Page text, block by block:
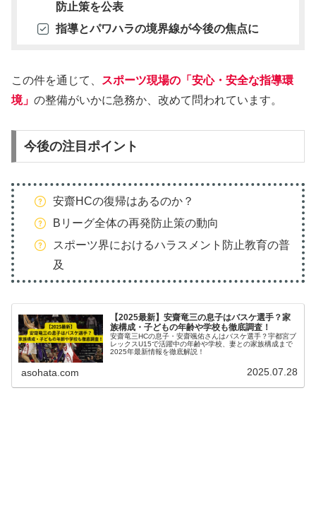
防止策を公表
指導とパワハラの境界線が今後の焦点に
この件を通じて、
スポーツ現場の「安心・安全な指導環
境」 の整備がいかに急務か、改めて問われています。
今後の注目ポイント
安齋HCの復帰はあるのか？
Bリーグ全体の再発防止策の動向
スポーツ界におけるハラスメント防止教育の普
及
【2025最新】安齋竜三の息子はバスケ選手？家
族構成・子どもの年齢や学校も徹底調査！
安齋竜三HCの息子・安齋颯佑さんはバスケ選手？宇都宮ブ
レックスU15で活躍中の年齢や学校、妻との家族構成まで
2025年最新情報を徹底解説！
asohata.com 2025.07.28